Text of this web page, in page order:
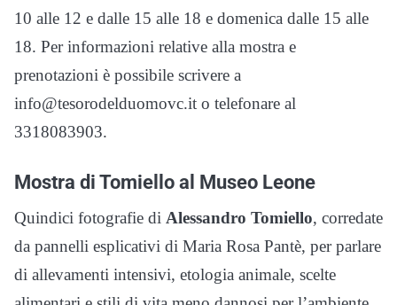
10 alle 12 e dalle 15 alle 18 e domenica dalle 15 alle
18. Per informazioni relative alla mostra e
prenotazioni è possibile scrivere a
info@tesorodelduomovc.it o telefonare al
3318083903.
Mostra di Tomiello al Museo Leone
Quindici fotografie di Alessandro Tomiello, corredate
da pannelli esplicativi di Maria Rosa Pantè, per parlare
di allevamenti intensivi, etologia animale, scelte